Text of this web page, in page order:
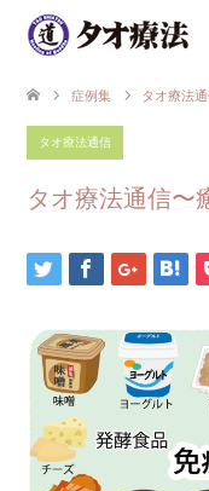
症例集 タオ療法
タオ療法通信
タオ療法通信〜